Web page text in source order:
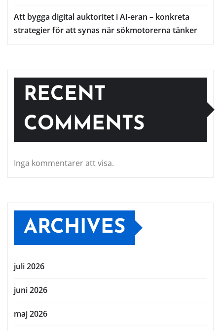
Att bygga digital auktoritet i AI-eran – konkreta
strategier för att synas när sökmotorerna tänker
RECENT
COMMENTS
Inga kommentarer att visa.
ARCHIVES
juli 2026
juni 2026
maj 2026